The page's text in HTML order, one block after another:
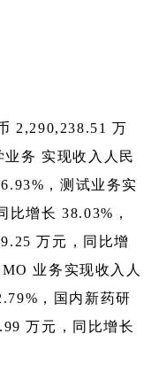
2,290,238.51 万
务 实现收入人民
，测试业务实
增长 38.03%，
万元，同比增
业务实现收入人
，国内新药研
万元，同比增长